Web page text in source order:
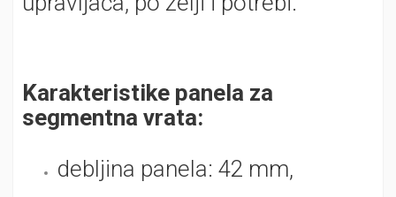
Karakteristike panela za
segmentna vrata:
debljina panela: 42 mm,